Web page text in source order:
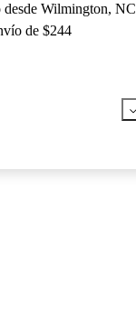
Wilmington, NC
de $244